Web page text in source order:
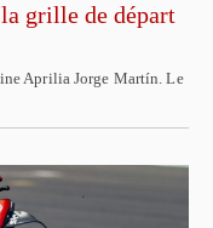
grille de départ
Aprilia Jorge Martín. Le